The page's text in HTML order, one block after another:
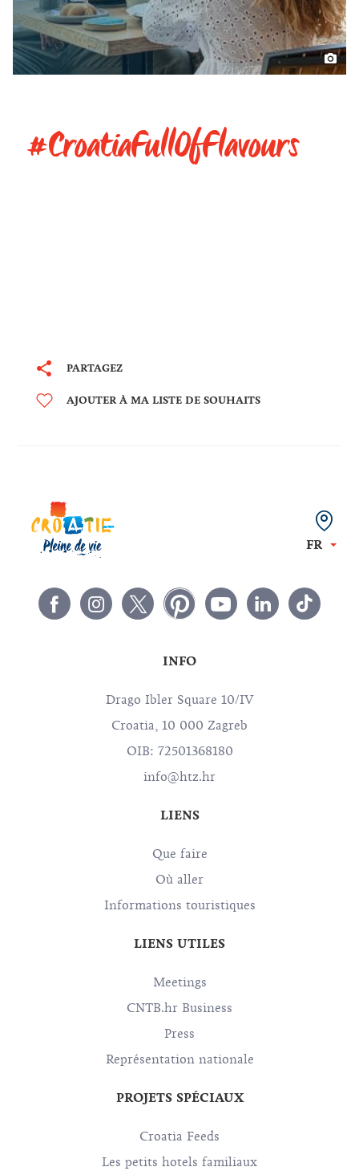
#CroatiaFullOfFlavours
PARTAGEZ
AJOUTER À MA LISTE DE SOUHAITS
FR
INFO
Drago Ibler Square 10/IV
Croatia, 10 000 Zagreb
OIB: 72501368180
info@htz.hr
LIENS
Que faire
Où aller
Informations touristiques
LIENS UTILES
Meetings
CNTB.hr Business
Press
Représentation nationale
PROJETS SPÉCIAUX
Croatia Feeds
Les petits hotels familiaux